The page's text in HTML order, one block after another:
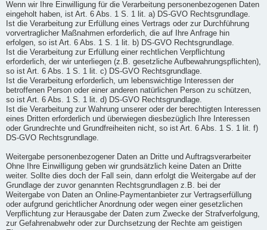
Wenn wir Ihre Einwilligung für die Verarbeitung personenbezogenen Daten
eingeholt haben, ist Art. 6 Abs. 1 S. 1 lit. a) DS-GVO Rechtsgrundlage.
Ist die Verarbeitung zur Erfüllung eines Vertrags oder zur Durchführung
vorvertraglicher Maßnahmen erforderlich, die auf Ihre Anfrage hin
erfolgen, so ist Art. 6 Abs. 1 S. 1 lit. b) DS-GVO Rechtsgrundlage.
Ist die Verarbeitung zur Erfüllung einer rechtlichen Verpflichtung
erforderlich, der wir unterliegen (z.B. gesetzliche Aufbewahrungspflichten),
so ist Art. 6 Abs. 1 S. 1 lit. c) DS-GVO Rechtsgrundlage.
Ist die Verarbeitung erforderlich, um lebenswichtige Interessen der
betroffenen Person oder einer anderen natürlichen Person zu schützen,
so ist Art. 6 Abs. 1 S. 1 lit. d) DS-GVO Rechtsgrundlage.
Ist die Verarbeitung zur Wahrung unserer oder der berechtigten Interessen
eines Dritten erforderlich und überwiegen diesbezüglich Ihre Interessen
oder Grundrechte und Grundfreiheiten nicht, so ist Art. 6 Abs. 1 S. 1 lit. f)
DS-GVO Rechtsgrundlage.
Weitergabe personenbezogener Daten an Dritte und Auftragsverarbeiter
Ohne Ihre Einwilligung geben wir grundsätzlich keine Daten an Dritte
weiter. Sollte dies doch der Fall sein, dann erfolgt die Weitergabe auf der
Grundlage der zuvor genannten Rechtsgrundlagen z.B. bei der
Weitergabe von Daten an Online-Paymentanbieter zur Vertragserfüllung
oder aufgrund gerichtlicher Anordnung oder wegen einer gesetzlichen
Verpflichtung zur Herausgabe der Daten zum Zwecke der Strafverfolgung,
zur Gefahrenabwehr oder zur Durchsetzung der Rechte am geistigen